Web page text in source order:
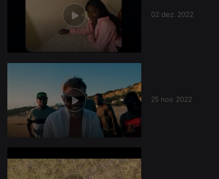
02 dez. 2022
25 nov. 2022